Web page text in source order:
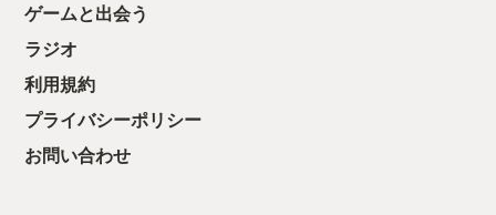
ゲームと出会う
ラジオ
利用規約
プライバシーポリシー
お問い合わせ